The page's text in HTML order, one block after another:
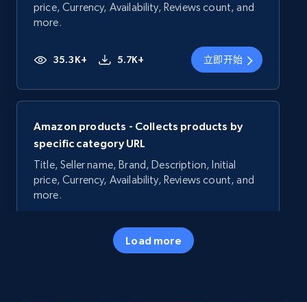
price, Currency, Availability, Reviews count, and
more.
35.3K+ 5.7K+ 立即开始
Amazon products - Collects products by
specific category URL
Title, Seller name, Brand, Description, Initial
price, Currency, Availability, Reviews count, and
more.
5.7K+
Load more